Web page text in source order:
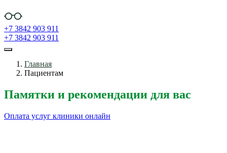
+7 3842 903 911
+7 3842 903 911
Главная
Пациентам
Памятки и рекомендации для вас
Оплата услуг клиники онлайн